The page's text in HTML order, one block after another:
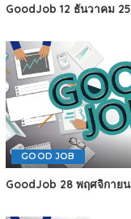
GoodJob 12 ธันวาคม
GOOD JOB
GoodJob 28 พฤศจิกาย